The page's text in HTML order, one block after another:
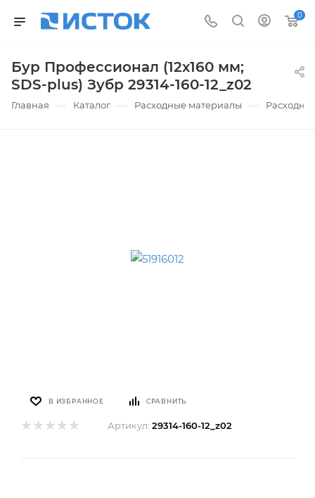
0
Бур Профессионал (12x160 мм;
SDS-plus) Зубр 29314-160-12_z02
Главная — Каталог — Расходные материалы —
В ИЗБРАННОЕ СРАВНИТЬ
Артикул: 29314-160-12_z02